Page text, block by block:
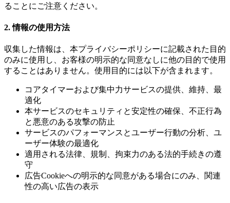
ることにご注意ください。
2. 情報の使用方法
収集した情報は、本プライバシーポリシーに記載された目的
のみに使用し、お客様の明示的な同意なしに他の目的で使用
することはありません。使用目的には以下が含まれます。
コアタイマーおよび集中力サービスの提供、維持、最
適化
本サービスのセキュリティと安定性の確保、不正行為
と悪意のある攻撃の防止
サービスのパフォーマンスとユーザー行動の分析、ユ
ーザー体験の最適化
適用される法律、規制、拘束力のある法的手続きの遵
守
広告Cookieへの明示的な同意がある場合にのみ、関連
性の高い広告の表示